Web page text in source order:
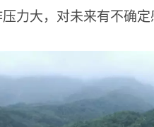
力大，对未来有不确